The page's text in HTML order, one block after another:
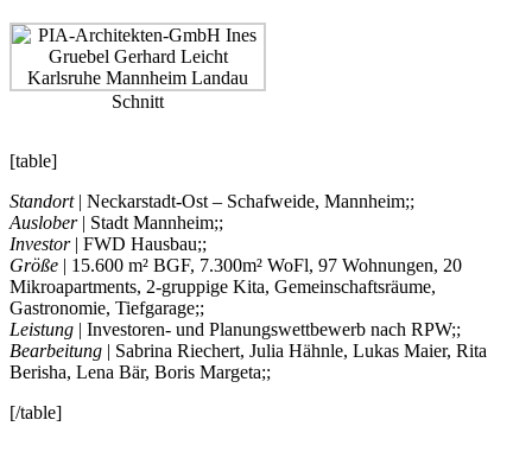
Schnitt
[table]
Standort | Neckarstadt-Ost – Schafweide, Mannheim;;
Auslober | Stadt Mannheim;;
Investor | FWD Hausbau;;
Größe | 15.600 m² BGF, 7.300m² WoFl, 97 Wohnungen, 20
Mikroapartments, 2-gruppige Kita, Gemeinschaftsräume,
Gastronomie, Tiefgarage;;
Leistung | Investoren- und Planungswettbewerb nach RPW;;
Bearbeitung | Sabrina Riechert, Julia Hähnle, Lukas Maier, Rita
Berisha, Lena Bär, Boris Margeta;;
[/table]